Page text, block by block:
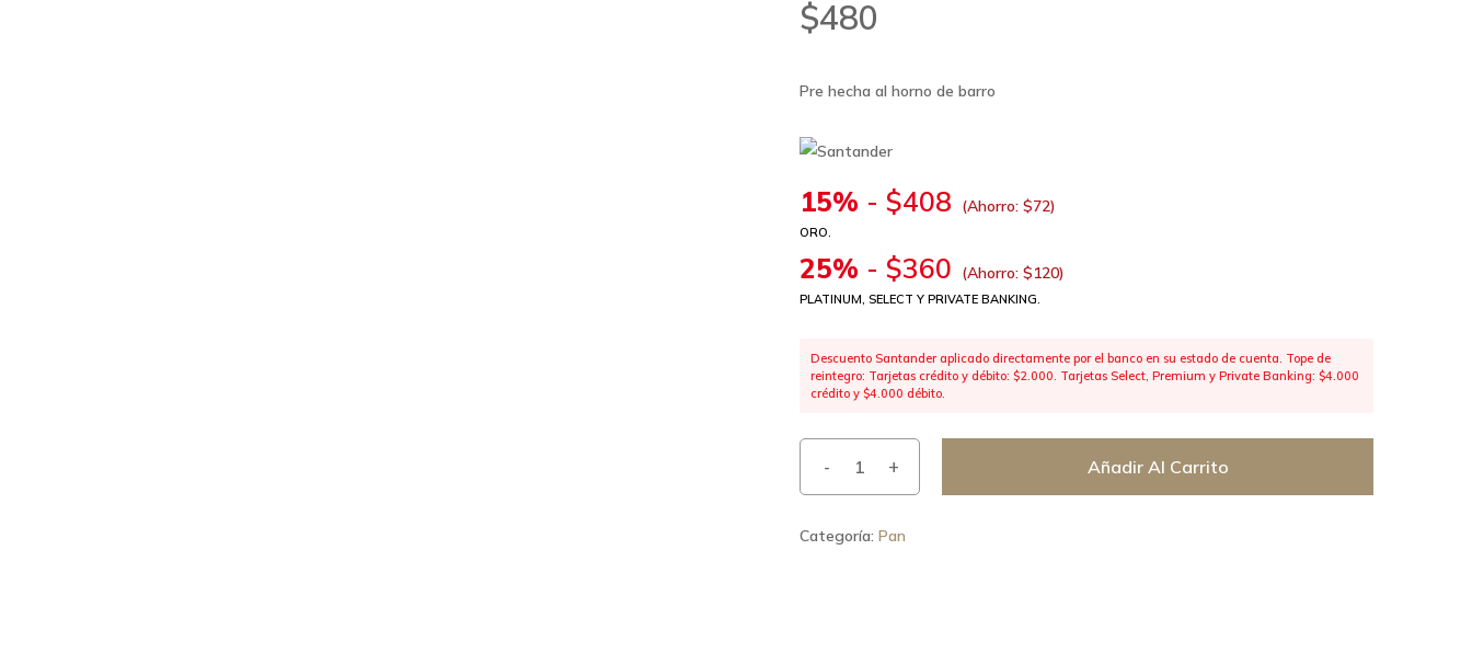
$480
Pre hecha al horno de barro
15% -$408 (Ahorro:$72)
ORO.
25% -$360 (Ahorro:$120)
PLATINUM, SELECT Y PRIVATE BANKING.
Descuento Santander aplicado directamente por el banco en su estado de cuenta. Tope de
reintegro: Tarjetas crédito y débito: $2.000. Tarjetas Select, Premium y Private Banking: $4.000
crédito y $4.000 débito.
Añadir Al Carrito
Categoría:Pan